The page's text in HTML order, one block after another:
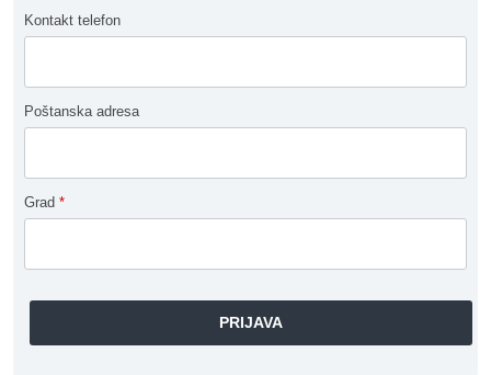
Kontakt telefon
Poštanska adresa
Grad *